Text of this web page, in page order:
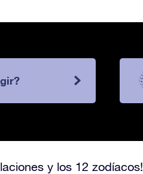
y los 12 zodíacos!